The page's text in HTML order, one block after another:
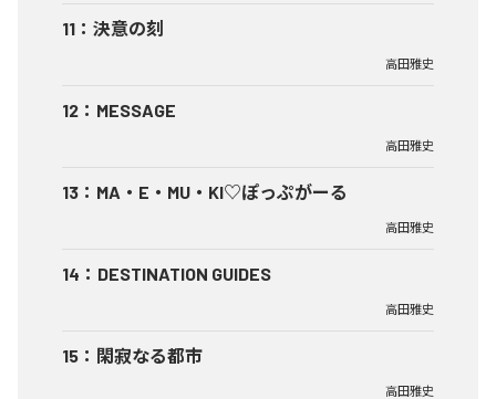
11 ： 決意の刻
高田雅史
12 ： MESSAGE
高田雅史
13 ： MA・E・MU・KI♡ぽっぷがーる
高田雅史
14 ： DESTINATION GUIDES
高田雅史
15 ： 閑寂なる都市
高田雅史